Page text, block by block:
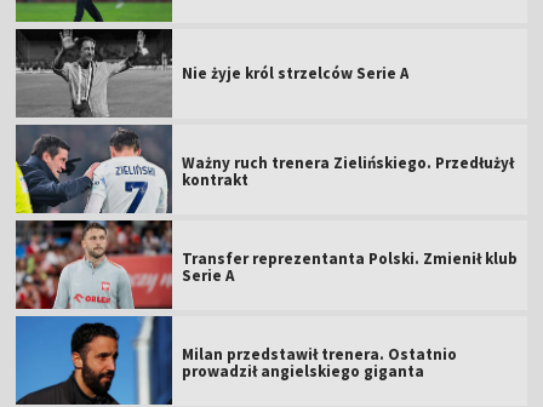
Nie żyje król strzelców Serie A
Ważny ruch trenera Zielińskiego. Przedłużył
kontrakt
Transfer reprezentanta Polski. Zmienił klub
Serie A
Milan przedstawił trenera. Ostatnio
prowadził angielskiego giganta